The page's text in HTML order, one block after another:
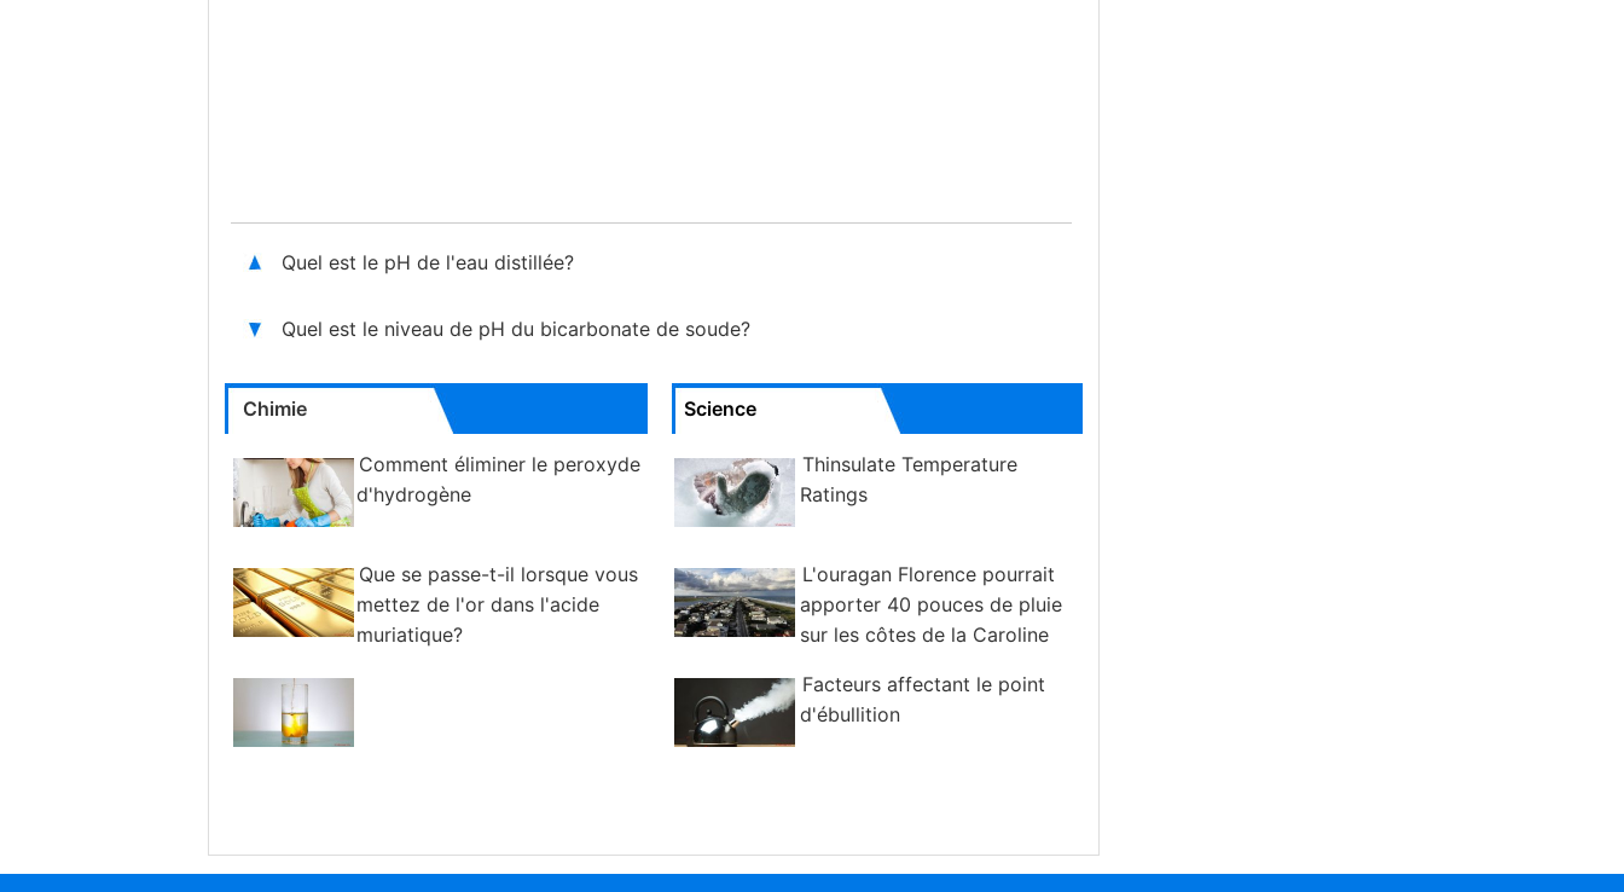
Quel est le pH de l'eau distillée?
Quel est le niveau de pH du bicarbonate de soude?
Chimie
Comment éliminer le peroxyde
d'hydrogène
Que se passe-t-il lorsque vous
mettez de l'or dans l'acide
muriatique?
Science
Thinsulate Temperature
Ratings
L'ouragan Florence pourrait
apporter 40 pouces de pluie
sur les côtes de la Caroline
Facteurs affectant le point
d'ébullition